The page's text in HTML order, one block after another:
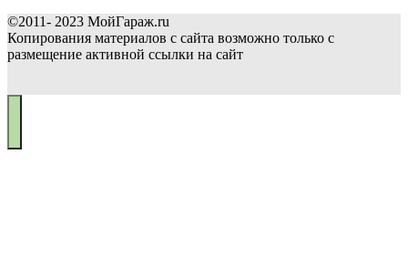
©2011- 2023 МойГараж.ru
Копирования материалов с сайта возможно только с
размещение активной ссылки на сайт